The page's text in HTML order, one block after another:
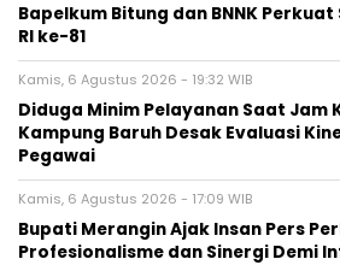
Bapelkum Bitung dan BNNK
RI ke-81
Kamis, 6 Agustus 2026 - 19:32 WIB
Diduga Minim Pelayanan Saat Jam
Kampung Baruh Desak Evaluasi
Pegawai
Kamis, 6 Agustus 2026 - 17:09 WIB
Bupati Merangin Ajak Insan Pers
Profesionalisme dan Sinergi Demi